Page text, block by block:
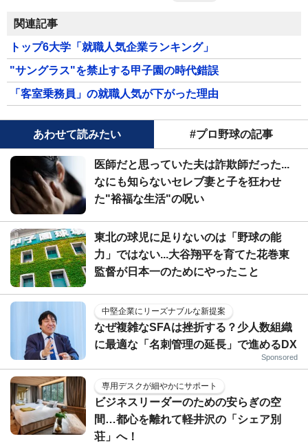
関連記事
トップ6大学「就職人気企業ランキング」
"サングラス"を禁止する甲子園の時代錯誤
「客室乗務員」の就職人気が下がった理由
あわせて読みたい #プロ野球の記事
医師だと思っていた夫は詐欺師だった...
なにも知らないセレブ妻と子を狂わせ
た"裕福な生活"の呪い
東北の球児に足りないのは「野球の能
力」ではない...大谷翔平を育てた花巻東
監督が日本一のためにやったこと
中堅企業にリーズナブルな新提案
なぜ複雑なSFAは挫折する？少人数組織
に最適な「名刺管理の延長」で進めるDX
Sponsored
専用デスクが細やかにサポート
ビジネスリーダーのための安らぎの空
間…都心を離れて軽井沢の「シェア別
荘」へ！